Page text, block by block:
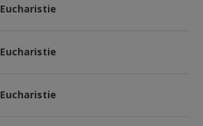
Eucharistie
Eucharistie
Eucharistie